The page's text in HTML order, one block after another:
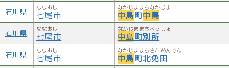
石川県 ななおし
七尾市
なかじままちなかじま
中島町中島
石川県 ななおし
七尾市
なかじままちべっしょ
中島町別所
石川県 ななおし
七尾市
なかじままちきためんでん
中島町北免田